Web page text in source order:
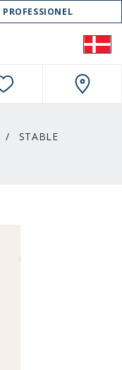
PROFESSIONEL
STABLE